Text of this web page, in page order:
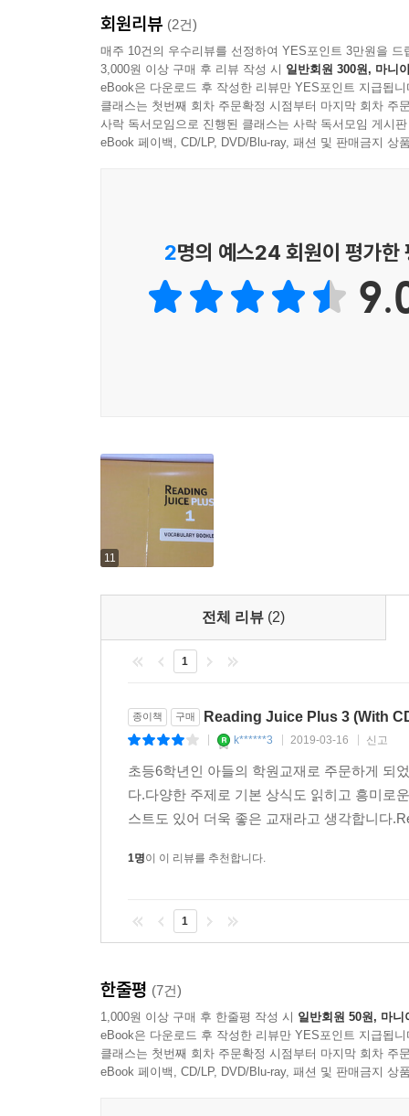
회원리뷰 (2건)
매주 10건의 우수리뷰를 선정하여 YES포인트 3만원을 드
3,000원 이상 구매 후 리뷰 작성 시 일반회원 300원, 마니
eBook은 다운로드 후 작성한 리뷰만 YES포인트 지급됩니
클래스는 첫번째 회차 주문확정 시점부터 마지막 회차 주
사락 독서모임으로 진행된 클래스는 사락 독서모임 게시
eBook 페이백, CD/LP, DVD/Blu-ray, 패션 및 판매금지 상
2명의 예스24 회원이 평가한
11
전체 리뷰 (2)
1
종이책 구매 Reading Juice Plus 3 (With
k******3 2019-03-16 신고
초등6학년인 아들의 학원교재로 주문하게 되
다.다양한 주제로 기본 상식도 읽히고 흥미로
스트도 있어 더욱 좋은 교재라고 생각합니다
1명이 이 리뷰를 추천합니다.
1
한줄평 (7건)
1,000원 이상 구매 후 한줄평 작성 시 일반회원 50원, 마니
eBook은 다운로드 후 작성한 리뷰만 YES포인트 지급됩니
클래스는 첫번째 회차 주문확정 시점부터 마지막 회차 주
eBook 페이백, CD/LP, DVD/Blu-ray, 패션 및 판매금지 상